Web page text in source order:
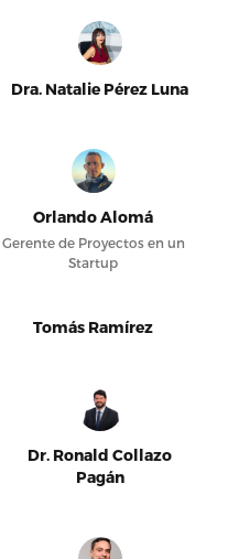
Dra. Natalie Pérez Luna
Orlando Alomá
Gerente de Proyectos en un
Startup
Tomás Ramírez
Dr. Ronald Collazo
Pagán